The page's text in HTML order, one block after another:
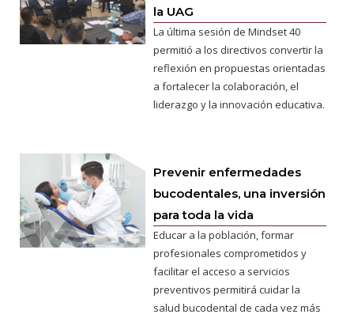
la UAG
La última sesión de Mindset 40
permitió a los directivos convertir la
reflexión en propuestas orientadas
a fortalecer la colaboración, el
liderazgo y la innovación educativa.
Prevenir enfermedades
bucodentales, una inversión
para toda la vida
Educar a la población, formar
profesionales comprometidos y
facilitar el acceso a servicios
preventivos permitirá cuidar la
salud bucodental de cada vez más